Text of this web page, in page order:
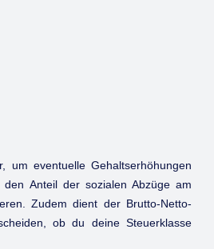
um eventuelle Gehaltserhöhungen
Anteil der sozialen Abzüge am
Zudem dient der Brutto-Netto-
ob du deine Steuerklasse